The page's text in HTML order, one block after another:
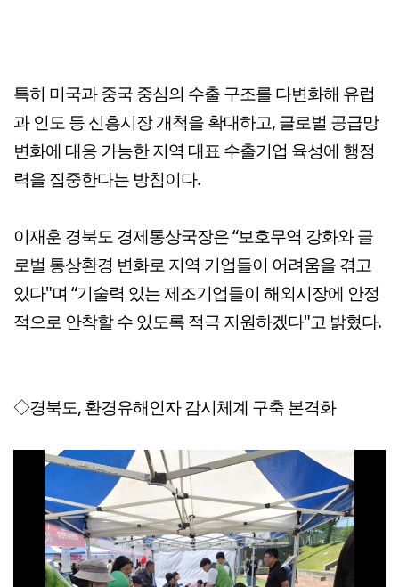
특히 미국과 중국 중심의 수출 구조를 다변화해 유럽
과 인도 등 신흥시장 개척을 확대하고, 글로벌 공급망
변화에 대응 가능한 지역 대표 수출기업 육성에 행정
력을 집중한다는 방침이다.
이재훈 경북도 경제통상국장은 “보호무역 강화와 글
로벌 통상환경 변화로 지역 기업들이 어려움을 겪고
있다"며 “기술력 있는 제조기업들이 해외시장에 안정
적으로 안착할 수 있도록 적극 지원하겠다"고 밝혔다.
◇경북도, 환경유해인자 감시체계 구축 본격화